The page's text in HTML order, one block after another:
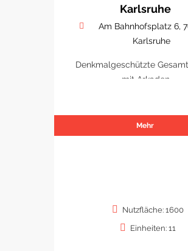
Karlsruhe
Am Bahnhofsplatz 6,
Karlsruhe
Denkmalgeschützte
mit Arkaden
Mehr
Nutzfläche: 1600
Einheiten: 11